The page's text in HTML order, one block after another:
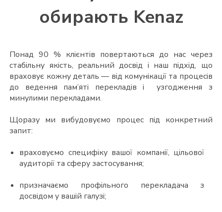
обирають Kenaz
Понад 90 % клієнтів повертаються до нас через
стабільну якість, реальний досвід і наш підхід, що
враховує кожну деталь — від комунікації та процесів
до ведення пам’яті перекладів і узгодження з
минулими перекладами.
Щоразу ми вибудовуємо процес під конкретний
запит:
враховуємо специфіку вашої компанії, цільової
аудиторії та сферу застосування;
призначаємо профільного перекладача з
досвідом у вашій галузі;